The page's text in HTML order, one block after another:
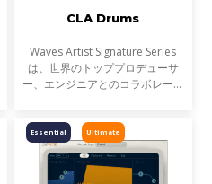
CLA Drums
Waves Artist Signature Series
は、世界のトッププロデューサ
ー、エンジニアとのコラボレーシ
Signatureシリーズプラグイン
は、アーティストの個性的なサウ
Ultimate
Essential